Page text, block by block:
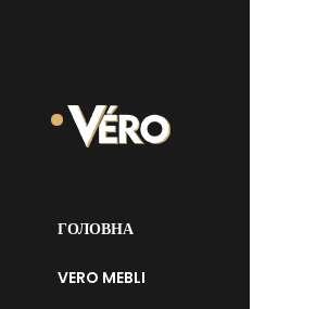
ГОЛОВНА
VERO MEBLI